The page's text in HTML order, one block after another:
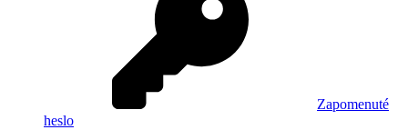
Zapomenuté
heslo